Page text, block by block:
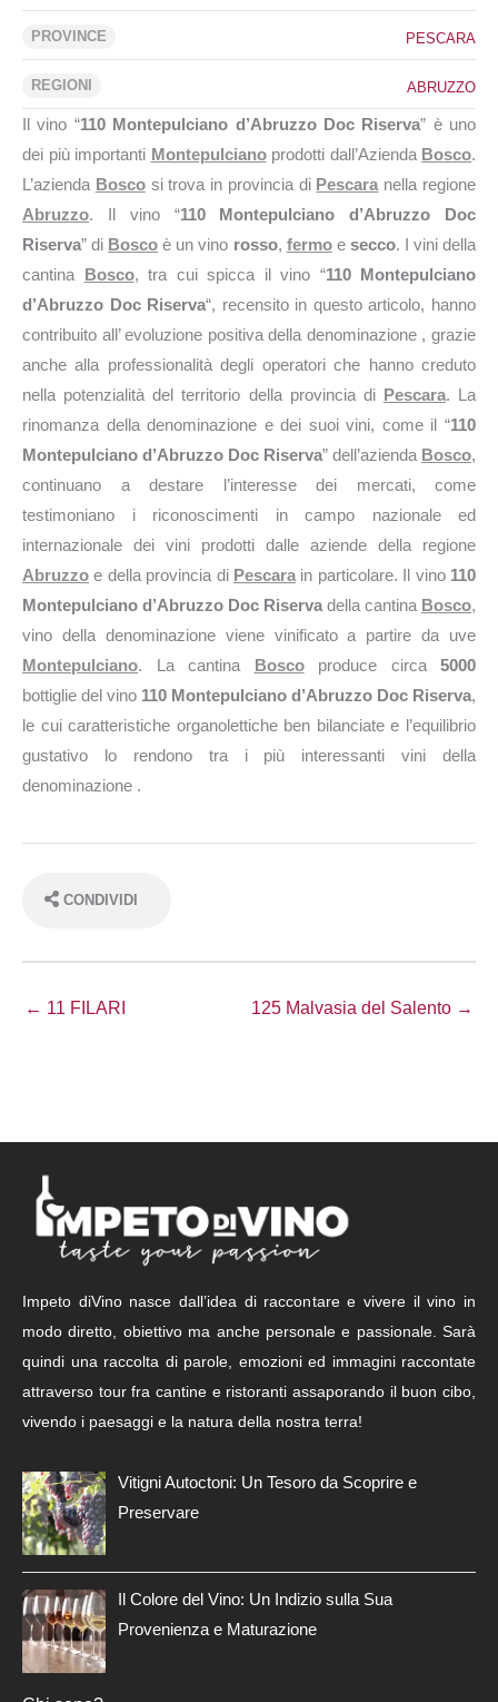
PROVINCE PESCARA
REGIONI ABRUZZO
Il vino “110 Montepulciano d’Abruzzo Doc Riserva” è uno
dei più importanti Montepulcianoprodotti dall’Azienda Bosco.
L’azienda Boscosi trova in provincia di Pescara nella regione
Abruzzo. Il vino “110 Montepulciano d’Abruzzo Doc
Riserva” di Bosco è un vino rosso, fermoe secco. I vini della
cantina Bosco, tra cui spicca il vino “110 Montepulciano
d’Abruzzo Doc Riserva“, recensito in questo articolo, hanno
contribuito all’ evoluzione positiva della denominazione , grazie
anche alla professionalità degli operatori che hanno creduto
nella potenzialità del territorio della provincia di Pescara. La
rinomanza della denominazione e dei suoi vini, come il “110
Montepulciano d’Abruzzo Doc Riserva” dell’azienda Bosco,
continuano a destare l’interesse dei mercati, come
testimoniano i riconoscimenti in campo nazionale ed
internazionale dei vini prodotti dalle aziende della regione
Abruzzo e della provincia di Pescara in particolare. Il vino 110
Montepulciano d’Abruzzo Doc Riserva della cantina Bosco,
vino della denominazione viene vinificato a partire da uve
Montepulciano. La cantina Boscoproduce circa 5000
bottiglie del vino 110 Montepulciano d’Abruzzo Doc Riserva,
le cui caratteristiche organolettiche ben bilanciate e l’equilibrio
gustativo lo rendono tra i più interessanti vini della
denominazione .
CONDIVIDI
← 11 FILARI 125 Malvasia del Salento →
Impeto diVino nasce dall’idea di raccontare e vivere il vino in
modo diretto, obiettivo ma anche personale e passionale. Sarà
quindi una raccolta di parole, emozioni ed immagini raccontate
attraverso tour fra cantine e ristoranti assaporando il buon cibo,
vivendo i paesaggi e la natura della nostra terra!
Vitigni Autoctoni: Un Tesoro da Scoprire e
Preservare
Il Colore del Vino: Un Indizio sulla Sua
Provenienza e Maturazione